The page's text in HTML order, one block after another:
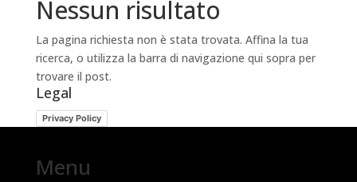
Nessun risultato
La pagina richiesta non è stata trovata. Affina la tua
ricerca, o utilizza la barra di navigazione qui sopra per
trovare il post.
Legal
Privacy Policy
Menu